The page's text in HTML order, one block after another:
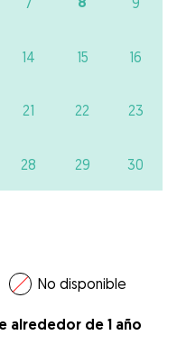
14 15 16
21 22 23
28 29 30
No disponible
alrededor de 1 año